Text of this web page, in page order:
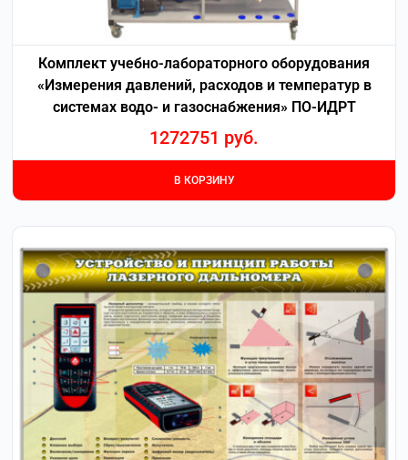
Комплект учебно-лабораторного оборудования
«Измерения давлений, расходов и температур в
системах водо- и газоснабжения» ПО-ИДРТ
1272751 руб.
В КОРЗИНУ